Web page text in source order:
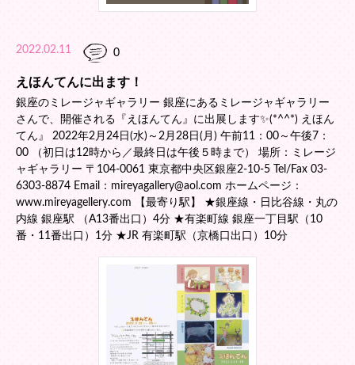
2022.02.11 0
えほんてんに出ます！
銀座のミレージャギャラリー 銀座にあるミレージャギャラリー
さんで、開催される『えほんてん』に出展します✨(*^^*) えほん
てん』 2022年2月24日(水)～2月28日(月) 午前11：00～午後7：
00 （初日は12時から／最終日は午後５時まで） 場所：ミレージ
ャギャラリー 〒104-0061 東京都中央区銀座2-10-5 Tel/Fax 03-
6303-8874 Email：mireyagallery@aol.com ホームページ：
www.mireyagellery.com 【最寄り駅】 ★銀座線・日比谷線・丸の
内線 銀座駅 （A13番出口）4分 ★有楽町線 銀座一丁目駅（10
番・11番出口）1分 ★JR 有楽町駅（京橋口出口）10分